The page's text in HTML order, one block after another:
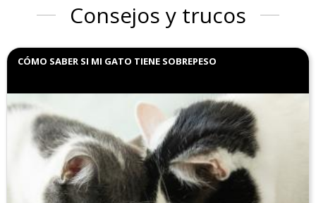
Consejos y trucos
CÓMO SABER SI MI GATO TIENE SOBREPESO